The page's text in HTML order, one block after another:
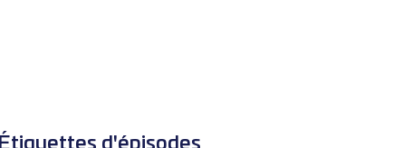
Étiquettes d'épisodes